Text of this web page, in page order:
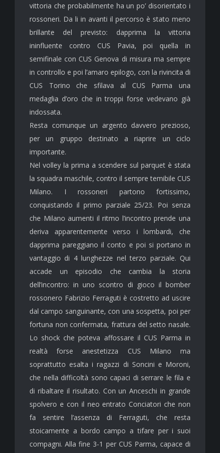
vittoria che probabilmente ha un po’ disorientato i
rossoneri. Da li in avanti il percorso è stato meno
brillante del previsto: dapprima la vittoria
ininfluente contro CUS Pavia, poi quella in
semifinale con CUS Genova di misura ma sempre
in controllo e poi l’amaro epilogo, con la rivincita di
CUS Torino che sfilava al CUS Parma una
medaglia d’oro che in troppi forse vedevano già
indossata.
Resta comunque un argento davvero prezioso,
per un gruppo destinato a riaprire un ciclo
importante.
Nel volley la prima a scendere sul parquet è stata
la squadra maschile, contro il sempre temibile CUS
Milano. I rossoneri partono fortissimo,
conquistando il primo parziale 25/23. Poi senza
che Milano aumenti il ritmo l’incontro prende una
deriva apparentemente verso i lombardi, che
dapprima pareggiano il conto e poi si portano in
vantaggio di 4 lunghezze nel terzo parziale. Qui
accade un episodio che cambia la storia
dell’incontro: in uno scontro di gioco il bomber
rossonero Fabrizio Ferraguti è costretto ad uscire
dal campo sanguinante, con una sospetta, poi per
fortuna non confermata, frattura del setto nasale.
Lo shock che poteva affossare il CUS Parma in
realtà forse anestetizza CUS Milano ma
soprattutto esalta i ragazzi di Soncini e Moroni,
che nella difficoltà sono capaci di serrare le fila e
di ribaltare il risultato. Con un Anceschi in grande
spolvero e con il neo entrato Conciatori che non
fa sentire l’assenza di Ferraguti, che resta
stoicamente a bordo campo a tifare per i suoi
compagni. Alla fine 3-1 per CUS Parma, capace di